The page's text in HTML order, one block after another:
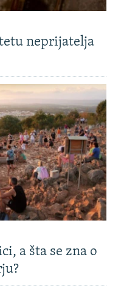
neprijatelja
a šta se zna o